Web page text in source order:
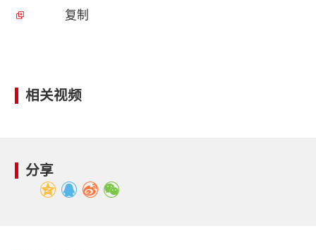
复制
相关视频
分享